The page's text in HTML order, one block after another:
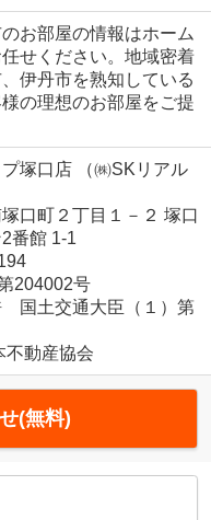
お部屋の情報はホーム
せください。地域密着
伊丹市を熟知している
の理想のお部屋をご提
塚口店 （㈱SKリアル
口町２丁目１－２ 塚口
番館 1-1
204002号
国土交通大臣（１）第
不動産協会
(無料)